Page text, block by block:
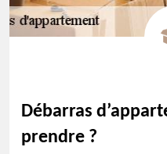
Débarras
prendre ?